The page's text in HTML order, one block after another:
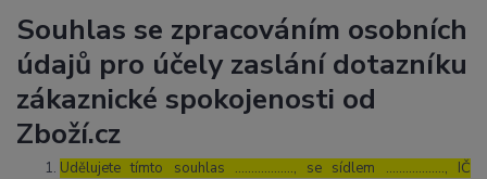
Souhlas se zpracováním osobních
údajů pro účely zaslání dotazníku
zákaznické spokojenosti od
Zboží.cz
Udělujete tímto souhlas ……………..., se sídlem ………………, IČ